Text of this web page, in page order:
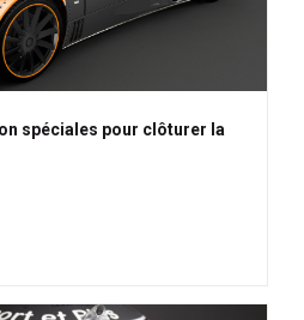
spéciales pour clôturer la